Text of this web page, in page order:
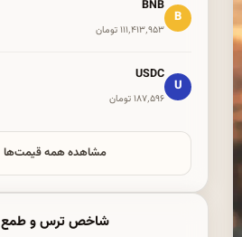
B
BNB
۱۱۱٬۴۱۳٬۹۵۳ تومان
U
USDC
۱۸۷٬۵۹۶ تومان
مشاهده همه قیمت‌ها
شاخص ترس و طمع